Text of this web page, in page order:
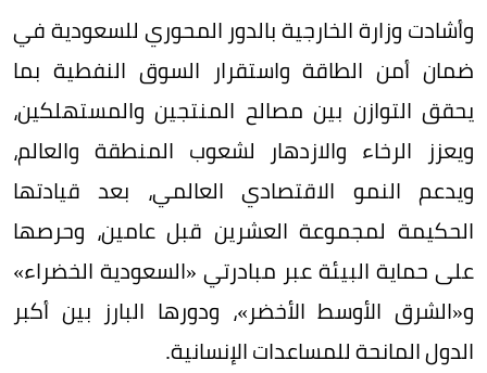
وأشادت وزارة الخارجية بالدور المحوري للسعودية في
ضمان أمن الطاقة واستقرار السوق النفطية بما
يحقق التوازن بين مصالح المنتجين والمستهلكين،
ويعزز الرخاء والازدهار لشعوب المنطقة والعالم،
ويدعم النمو الاقتصادي العالمي، بعد قيادتها
الحكيمة لمجموعة العشرين قبل عامين، وحرصها
على حماية البيئة عبر مبادرتي «السعودية الخضراء»
و«الشرق الأوسط الأخضر»، ودورها البارز بين أكبر
الدول المانحة للمساعدات الإنسانية.